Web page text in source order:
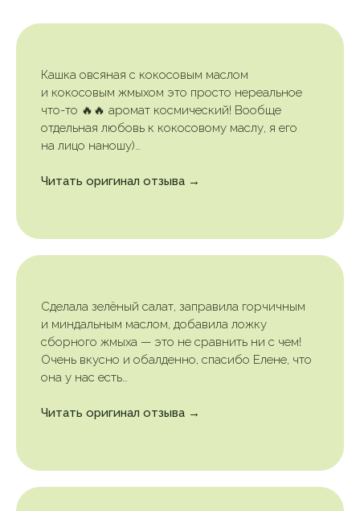
Кашка овсяная с кокосовым маслом
и кокосовым жмыхом это просто нереальное
что-то 🔥🔥 аромат космический! Вообще
отдельная любовь к кокосовому маслу, я его
на лицо наношу)…
Читать оригинал отзыва →
Сделала зелёный салат, заправила горчичным
и миндальным маслом, добавила ложку
сборного жмыха — это не сравнить ни с чем!
Очень вкусно и обалденно, спасибо Елене, что
она у нас есть…
Читать оригинал отзыва →